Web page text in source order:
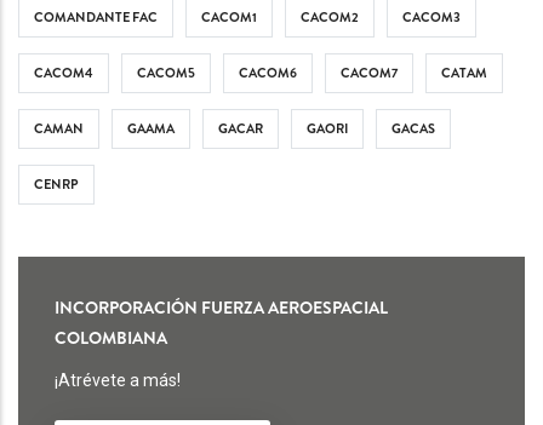
COMANDANTE FAC CACOM1 CACOM2 CACOM3
CACOM4 CACOM5 CACOM6 CACOM7 CATAM
CAMAN GAAMA GACAR GAORI GACAS
CENRP
INCORPORACIÓN FUERZA AEROESPACIAL
COLOMBIANA
¡Atrévete a más!